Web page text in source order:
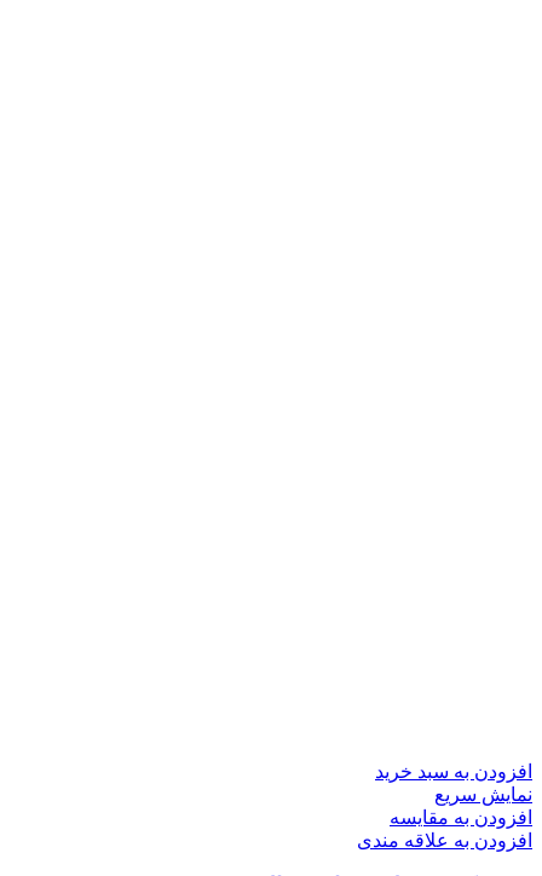
افزودن به سبد خرید
نمایش سریع
افزودن به مقایسه
افزودن به علاقه مندی